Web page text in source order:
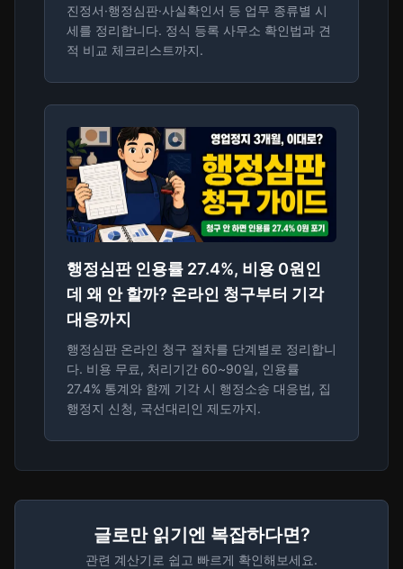
진정서·행정심판·사실확인서 등 업무 종류별 시
세를 정리합니다. 정식 등록 사무소 확인법과 견
적 비교 체크리스트까지.
행정심판 인용률 27.4%, 비용 0원인
데 왜 안 할까? 온라인 청구부터 기각
대응까지
행정심판 온라인 청구 절차를 단계별로 정리합니
다. 비용 무료, 처리기간 60~90일, 인용률
27.4% 통계와 함께 기각 시 행정소송 대응법, 집
행정지 신청, 국선대리인 제도까지.
글로만 읽기엔 복잡하다면?
관련 계산기로 쉽고 빠르게 확인해보세요.